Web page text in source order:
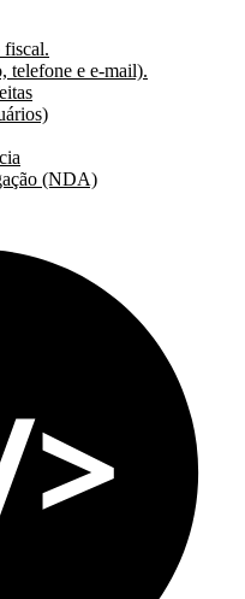
fiscal.
telefone e e-mail).
(NDA)